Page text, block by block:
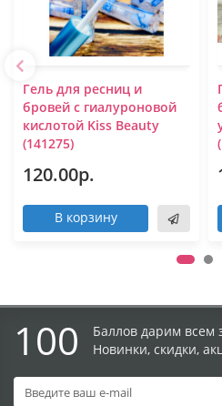
Гель для ресниц и
бровей с гиалуроновой
кислотой Kiss Beauty
(141275)
120.00р.
В корзину
100
Баллов дарим всем
Новинки, скидки,